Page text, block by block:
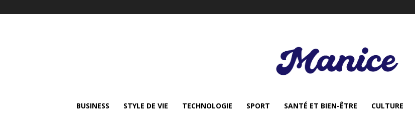
BUSINESS STYLE DE VIE TECHNOLOGIE SPORT SANTÉ ET BIEN-ÊTRE CULTURE